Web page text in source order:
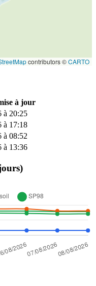
contributors ©CARTO
à jour
à 20:25
à 17:18
à 08:52
à 13:36